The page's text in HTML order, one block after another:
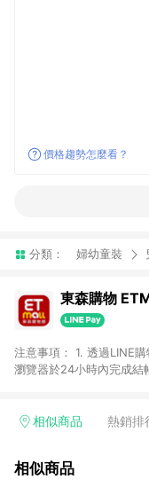
價格趨勢怎麼看？
分類： 婦幼童裝
東森購物
注意事項： 1. 透過LINE
瀏覽器於24小時內完成結
單，皆不在點數回饋範圍
球嚴選、商城、專案商品
相似商品 熱銷排
相似商品